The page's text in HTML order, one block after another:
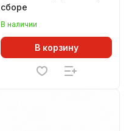
сборе
В наличии
В корзину